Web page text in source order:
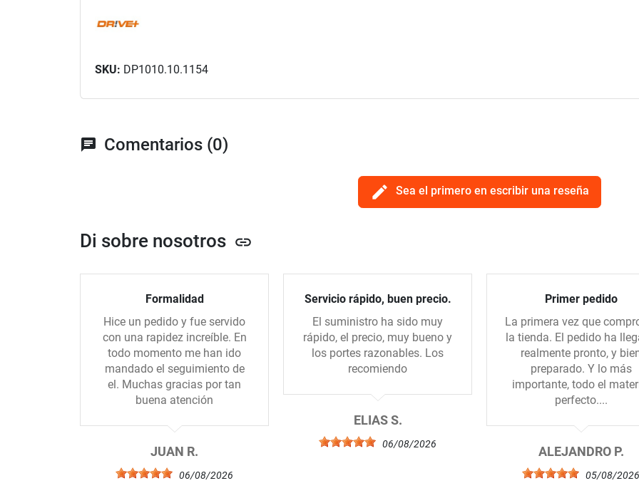
SKU: DP1010.10.1154
chat Comentarios (0)
edit Sea el primero en escribir una reseña
Di sobre nosotros link
Formalidad
Hice un pedido y fue servido
con una rapidez increíble. En
todo momento me han ido
mandado el seguimiento de
el. Muchas gracias por tan
buena atención
JUAN R.
06/08/2026
Servicio rápido, buen precio.
El suministro ha sido muy
rápido, el precio, muy bueno y
los portes razonables. Los
recomiendo
ELIAS S.
06/08/2026
Primer pedido
La primera vez que
la tienda. El pedido ha
realmente pronto, y
preparado. Y lo más
importante, todo el
perfecto....
ALEJANDRO P.
05/08/2026